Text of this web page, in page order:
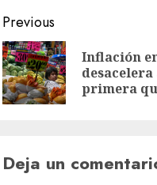
Previous
Inflación
desacelera
primera
Deja un